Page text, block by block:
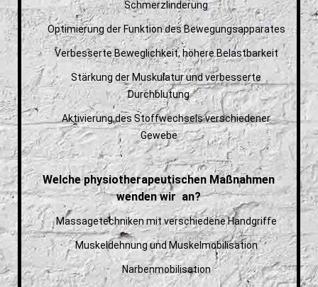
· Schmerzlinderung
· Optimierung der Funktion des Bewegungsapparates
· Verbesserte Beweglichkeit, höhere Belastbarkeit
· Stärkung der Muskulatur und verbesserte
Durchblutung
· Aktivierung des Stoffwechsels verschiedener
Gewebe
Welche physiotherapeutischen Maßnahmen
wenden wir an?
· Massagetechniken mit verschiedene Handgriffe
· Muskeldehnung und Muskelmobilisation
· Narbenmobilisation